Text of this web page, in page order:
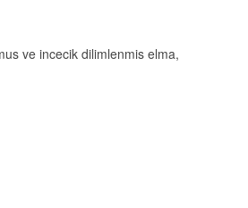
ve incecik dilimlenmis elma,